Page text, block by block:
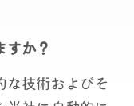
すか？
な技術およびそ